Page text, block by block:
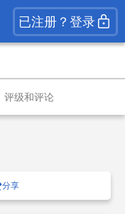
已注册？登录
评级和评论
分享